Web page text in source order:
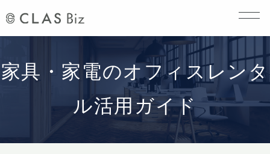
家具・家電のオフィスレンタ
ル活用ガイド